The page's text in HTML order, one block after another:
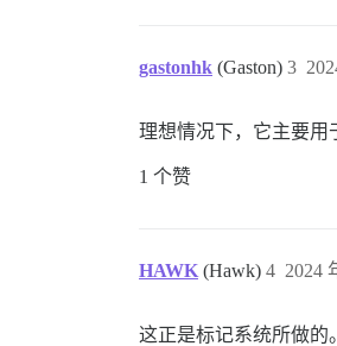
gastonhk (Gaston) 3
理想情况下，它主要用
1 个赞
HAWK (Hawk) 2024
4
这正是标记系统所做的